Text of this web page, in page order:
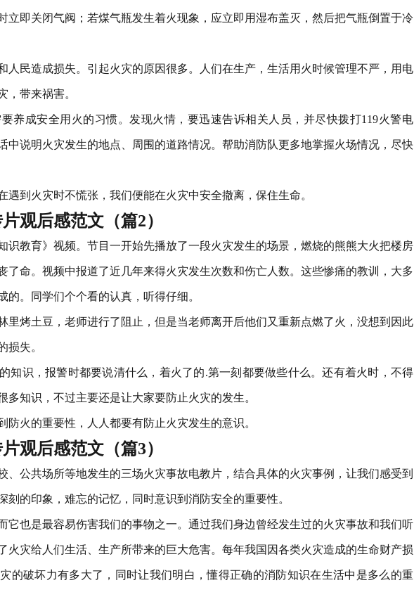
立即关闭气阀；若煤气瓶发生着火现象，应立即用湿布盖灭，然后把气瓶倒置于冷
人民造成损失。引起火灾的原因很多。人们在生产，生活用火时候管理不严，用电
，带来祸害。
养成安全用火的习惯。发现火情，要迅速告诉相关人员，并尽快拨打119火警电
中说明火灾发生的地点、周围的道路情况。帮助消防队更多地掌握火场情况，尽快
遇到火灾时不慌张，我们便能在火灾中安全撤离，保住生命。
观后感范文（篇2）
识教育》视频。节目一开始先播放了一段火灾发生的场景，燃烧的熊熊大火把楼房
了命。视频中报道了近几年来得火灾发生次数和伤亡人数。这些惨痛的教训，大多
的。同学们个个看的认真，听得仔细。
里烤土豆，老师进行了阻止，但是当老师离开后他们又重新点燃了火，没想到因此
损失。
知识，报警时都要说清什么，着火了的.第一刻都要做些什么。还有着火时，不得
多知识，不过主要还是让大家要防止火灾的发生。
防火的重要性，人人都要有防止火灾发生的意识。
观后感范文（篇3）
、公共场所等地发生的三场火灾事故电教片，结合具体的火灾事例，让我们感受到
刻的印象，难忘的记忆，同时意识到消防安全的重要性。
它也是最容易伤害我们的事物之一。通过我们身边曾经发生过的火灾事故和我们听
火灾给人们生活、生产所带来的巨大危害。每年我国因各类火灾造成的生命财产损
的破坏力有多大了，同时让我们明白，懂得正确的消防知识在生活中是多么的重